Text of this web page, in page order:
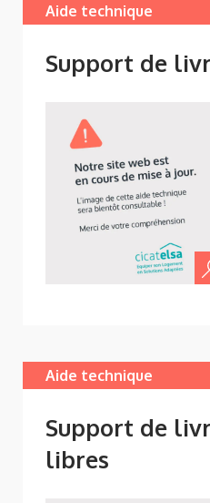
Aide technique
Support de
Aide technique
Support de
libres